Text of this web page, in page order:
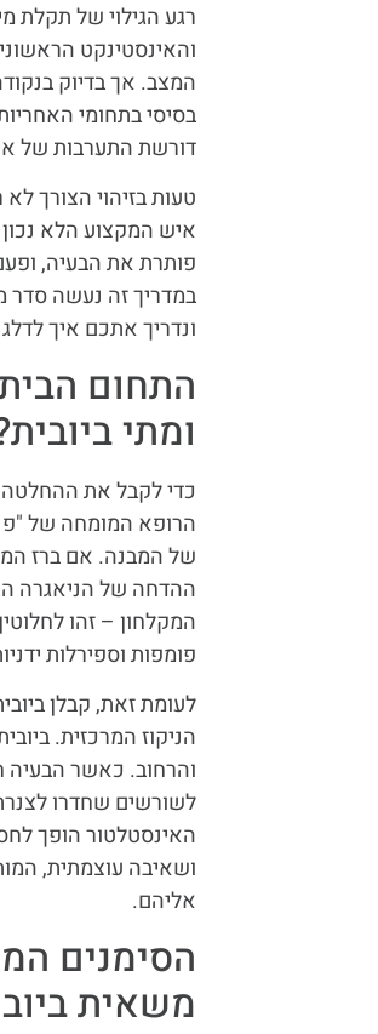
רגע הגילוי של תקלת
והאינסטינקט
המצב. אך בדיוק
בסיסי בתחומי
דורשת התערבות של
טעות בזיהוי הצורך
איש המקצוע הלא
פותרת את הבעיה,
במדריך זה נעשה סדר
ונדריך אתכם איך
התחום
ומתי
כדי לקבל את ההחלטה
הרופא המומחה של
של המבנה. אם ברז
ההדחה של הניאגרה
המקלחון – זהו
פומפות וספירלות
לעומת זאת, קבלן
הניקוז המרכזית.
והרחוב. כאשר הבעיה
לשורשים שחדרו
האינסטלטור הופך
ושאיבה עוצמתית,
אליהם.
הסימנים
משאית